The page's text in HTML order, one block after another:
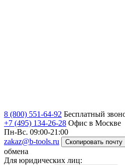
8 (800) 551-64-92 Бесплатный
+7 (495) 134-26-28 Офис в Москве
Пн-Вс. 09:00-21:00
zakaz@b-tools.ru
Скопировать почту
обмена
Для юридических лиц: